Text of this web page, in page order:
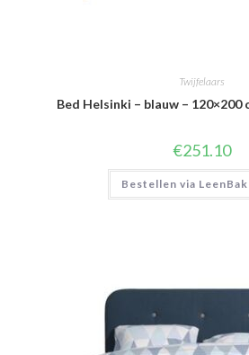
Twijfelaars
Bed Helsinki – blauw – 120×200
€251.10
Bestellen via